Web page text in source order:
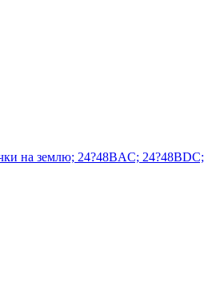
на землю; 24?48ВAC; 24?48ВDC;